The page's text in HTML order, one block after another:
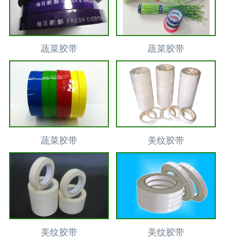
蔬菜胶带 蔬菜胶带
蔬菜胶带 美纹胶带
美纹胶带 美纹胶带